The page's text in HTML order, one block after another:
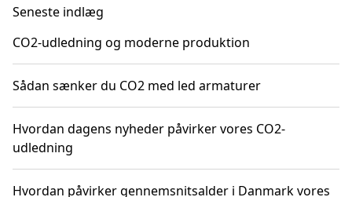
Seneste indlæg
CO2-udledning og moderne produktion
Sådan sænker du CO2 med led armaturer
Hvordan dagens nyheder påvirker vores CO2-
udledning
Hvordan påvirker gennemsnitsalder i Danmark vores